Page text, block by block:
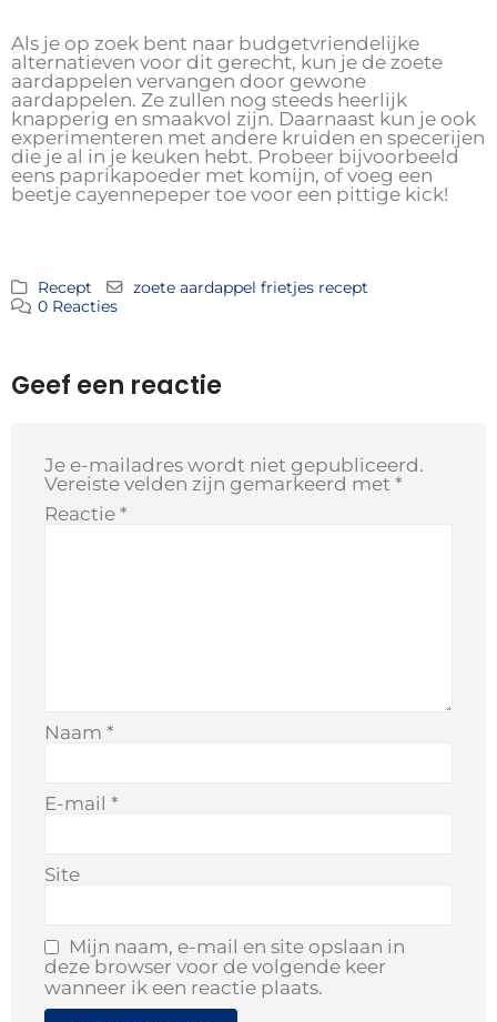
Als je op zoek bent naar budgetvriendelijke
alternatieven voor dit gerecht, kun je de zoete
aardappelen vervangen door gewone
aardappelen. Ze zullen nog steeds heerlijk
knapperig en smaakvol zijn. Daarnaast kun je ook
experimenteren met andere kruiden en specerijen
die je al in je keuken hebt. Probeer bijvoorbeeld
eens paprikapoeder met komijn, of voeg een
beetje cayennepeper toe voor een pittige kick!
Recept
zoete aardappel frietjes recept
0 Reacties
Geef een reactie
Je e-mailadres wordt niet gepubliceerd.
Vereiste velden zijn gemarkeerd met *
Reactie *
Naam *
E-mail *
Site
Mijn naam, e-mail en site opslaan in
deze browser voor de volgende keer
wanneer ik een reactie plaats.